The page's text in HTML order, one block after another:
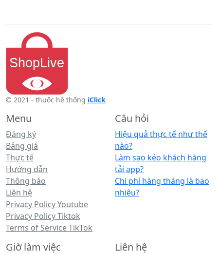
© 2021 - thuộc hệ thống iClick
Menu
Đăng ký
Bảng giá
Thực tế
Hướng dẫn
Thông báo
Liên hệ
Privacy Policy Youtube
Privacy Policy Tiktok
Terms of Service TikTok
Câu hỏi
Hiệu quả thực tế như thế
nào?
Làm sao kéo khách hàng
tải app?
Chi phí hàng tháng là bao
nhiêu?
Giờ làm việc Liên hệ